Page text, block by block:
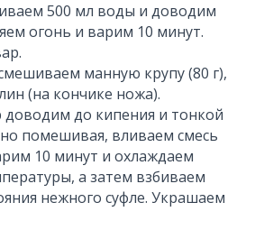
500 мл воды и доводим
огонь и варим 10 минут.
манную крупу (80 г),
(на кончике ножа).
до кипения и тонкой
помешивая, вливаем смесь
10 минут и охлаждаем
а затем взбиваем
нежного суфле. Украшаем